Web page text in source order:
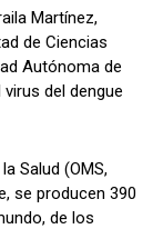
Martínez,
de Ciencias
Autónoma de
del dengue
Salud (OMS,
se producen 390
de los